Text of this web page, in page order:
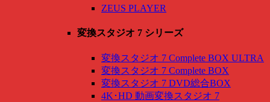
ZEUS PLAYER
変換スタジオ 7 シリーズ
変換スタジオ 7 Complete BOX ULTRA
変換スタジオ 7 Complete BOX
変換スタジオ 7 DVD総合BOX
4K･HD 動画変換スタジオ 7